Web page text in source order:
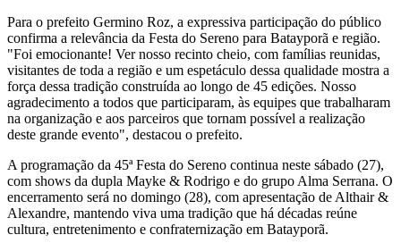
Para o prefeito Germino Roz, a expressiva participação do público
confirma a relevância da Festa do Sereno para Batayporã e região.
"Foi emocionante! Ver nosso recinto cheio, com famílias reunidas,
visitantes de toda a região e um espetáculo dessa qualidade mostra a
força dessa tradição construída ao longo de 45 edições. Nosso
agradecimento a todos que participaram, às equipes que trabalharam
na organização e aos parceiros que tornam possível a realização
deste grande evento", destacou o prefeito.
A programação da 45ª Festa do Sereno continua neste sábado (27),
com shows da dupla Mayke & Rodrigo e do grupo Alma Serrana. O
encerramento será no domingo (28), com apresentação de Althair &
Alexandre, mantendo viva uma tradição que há décadas reúne
cultura, entretenimento e confraternização em Batayporã.